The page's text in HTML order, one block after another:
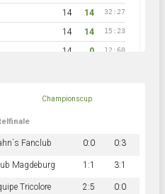
14 14 32:27
14 14 15:23
14 0 12:60
Championscup
Fanclub 0:0 0:3
Magdeburg 1:1 3:1
Tricolore 2:5 0:0